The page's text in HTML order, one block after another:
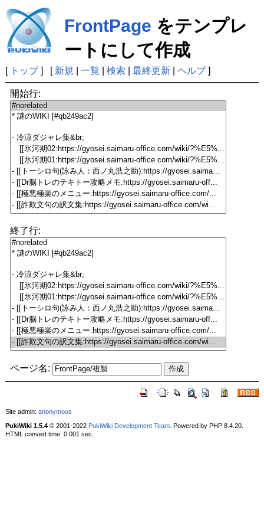
FrontPage をテンプレ
ートにして作成
[ トップ] [ 新規 一覧 検索 最終更新| ヘルプ]
開始行:
終了行:
ページ名:
Site admin: anonymous
PukiWiki 1.5.4© 2001-2022 PukiWiki Development Team. Powered by PHP 8.4.20.
HTML convert time: 0.001 sec.